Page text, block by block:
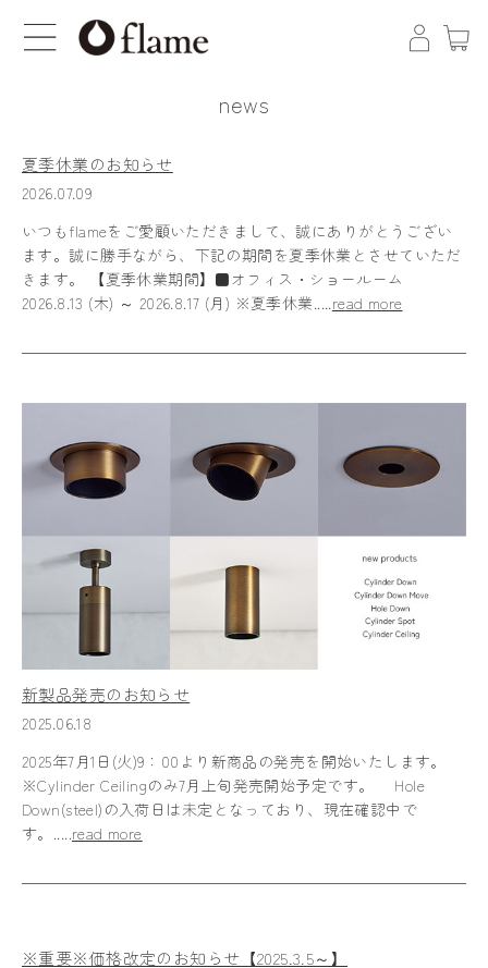
news
夏季休業のお知らせ
2026.07.09
いつもflameをご愛顧いただきまして、誠にありがとうござい
ます。誠に勝手ながら、下記の期間を夏季休業とさせていただ
きます。 【夏季休業期間】■オフィス・ショールーム
2026.8.13 (木) ～ 2026.8.17 (月) ※夏季休業.....read more
新製品発売のお知らせ
2025.06.18
2025年7月1日(火)9：00より新商品の発売を開始いたします。
※Cylinder Ceilingのみ7月上旬発売開始予定です。 Hole
Down(steel)の入荷日は未定となっており、現在確認中で
す。.....read more
※重要※価格改定のお知らせ【2025.3.5～】